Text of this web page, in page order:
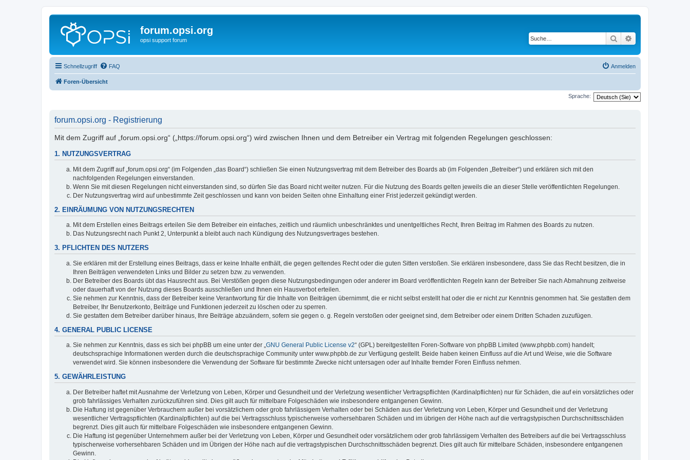
forum.opsi.org
opsi support forum Suche
Schnellzugriff FAQ Anmelden
Foren-Übersicht
Sprache:
forum.opsi.org - Registrierung
Mit dem Zugriff auf „forum.opsi.org“ („https://forum.opsi.org“) wird zwischen Ihnen und dem Betreiber ein Vertrag mit folgenden Regelungen geschlossen:
1. NUTZUNGSVERTRAG
Mit dem Zugriff auf „forum.opsi.org“ (im Folgenden „das Board“) schließen Sie einen Nutzungsvertrag mit dem Betreiber des Boards ab (im Folgenden „Betreiber“) und erklären sich mit den
nachfolgenden Regelungen einverstanden.
Wenn Sie mit diesen Regelungen nicht einverstanden sind, so dürfen Sie das Board nicht weiter nutzen. Für die Nutzung des Boards gelten jeweils die an dieser Stelle veröffentlichten Regelungen.
Der Nutzungsvertrag wird auf unbestimmte Zeit geschlossen und kann von beiden Seiten ohne Einhaltung einer Frist jederzeit gekündigt werden.
2. EINRÄUMUNG VON NUTZUNGSRECHTEN
Mit dem Erstellen eines Beitrags erteilen Sie dem Betreiber ein einfaches, zeitlich und räumlich unbeschränktes und unentgeltliches Recht, Ihren Beitrag im Rahmen des Boards zu nutzen.
Das Nutzungsrecht nach Punkt 2, Unterpunkt a bleibt auch nach Kündigung des Nutzungsvertrages bestehen.
3. PFLICHTEN DES NUTZERS
Sie erklären mit der Erstellung eines Beitrags, dass er keine Inhalte enthält, die gegen geltendes Recht oder die guten Sitten verstoßen. Sie erklären insbesondere, dass Sie das Recht besitzen, die in
Ihren Beiträgen verwendeten Links und Bilder zu setzen bzw. zu verwenden.
Der Betreiber des Boards übt das Hausrecht aus. Bei Verstößen gegen diese Nutzungsbedingungen oder anderer im Board veröffentlichten Regeln kann der Betreiber Sie nach Abmahnung zeitweise
oder dauerhaft von der Nutzung dieses Boards ausschließen und Ihnen ein Hausverbot erteilen.
Sie nehmen zur Kenntnis, dass der Betreiber keine Verantwortung für die Inhalte von Beiträgen übernimmt, die er nicht selbst erstellt hat oder die er nicht zur Kenntnis genommen hat. Sie gestatten dem
Betreiber, Ihr Benutzerkonto, Beiträge und Funktionen jederzeit zu löschen oder zu sperren.
Sie gestatten dem Betreiber darüber hinaus, Ihre Beiträge abzuändern, sofern sie gegen o. g. Regeln verstoßen oder geeignet sind, dem Betreiber oder einem Dritten Schaden zuzufügen.
4. GENERAL PUBLIC LICENSE
Sie nehmen zur Kenntnis, dass es sich bei phpBB um eine unter der „GNU General Public License v2“ (GPL) bereitgestellten Foren-Software von phpBB Limited (www.phpbb.com) handelt;
deutschsprachige Informationen werden durch die deutschsprachige Community unter www.phpbb.de zur Verfügung gestellt. Beide haben keinen Einfluss auf die Art und Weise, wie die Software
verwendet wird. Sie können insbesondere die Verwendung der Software für bestimmte Zwecke nicht untersagen oder auf Inhalte fremder Foren Einfluss nehmen.
5. GEWÄHRLEISTUNG
Der Betreiber haftet mit Ausnahme der Verletzung von Leben, Körper und Gesundheit und der Verletzung wesentlicher Vertragspflichten (Kardinalpflichten) nur für Schäden, die auf ein vorsätzliches oder
grob fahrlässiges Verhalten zurückzuführen sind. Dies gilt auch für mittelbare Folgeschäden wie insbesondere entgangenen Gewinn.
Die Haftung ist gegenüber Verbrauchern außer bei vorsätzlichem oder grob fahrlässigem Verhalten oder bei Schäden aus der Verletzung von Leben, Körper und Gesundheit und der Verletzung
wesentlicher Vertragspflichten (Kardinalpflichten) auf die bei Vertragsschluss typischerweise vorhersehbaren Schäden und im übrigen der Höhe nach auf die vertragstypischen Durchschnittsschäden
begrenzt. Dies gilt auch für mittelbare Folgeschäden wie insbesondere entgangenen Gewinn.
Die Haftung ist gegenüber Unternehmern außer bei der Verletzung von Leben, Körper und Gesundheit oder vorsätzlichem oder grob fahrlässigem Verhalten des Betreibers auf die bei Vertragsschluss
typischerweise vorhersehbaren Schäden und im Übrigen der Höhe nach auf die vertragstypischen Durchschnittsschäden begrenzt. Dies gilt auch für mittelbare Schäden, insbesondere entgangenen
Gewinn.